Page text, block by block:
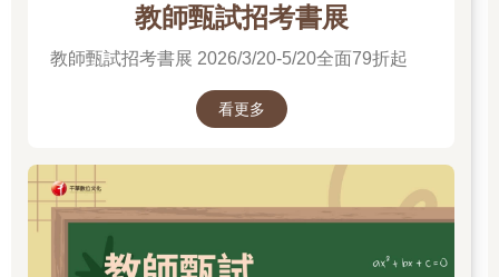
教師甄試招考書展
教師甄試招考書展 2026/3/20-5/20全面79折起
看更多